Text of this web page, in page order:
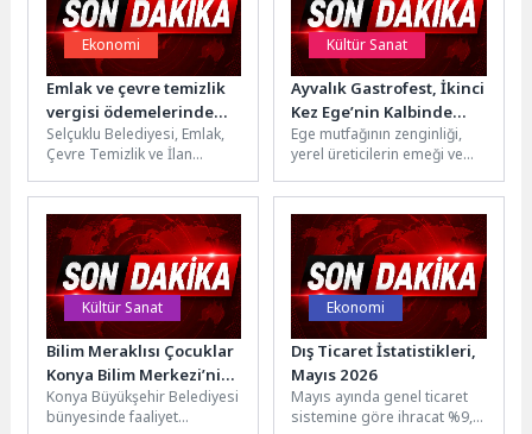
Ekonomi
Emlak ve çevre temizlik
vergisi ödemelerinde
son gün 1 Haziran
Selçuklu Belediyesi, Emlak,
Çevre Temizlik ve İlan
ilk taksit ödemelerinin 1...
Kültür Sanat
Ayvalık Gastrofest, İkinci
Kez Ege’nin Kalbinde
Gastronomi Dünyasını
Buluşturuyor
Ege mutfağının zenginliği,
yerel üreticilerin emeği ve
Ayvalık’ta GastroFest ile bir
kez...
Kültür Sanat
Bilim Meraklısı Çocuklar
Konya Bilim Merkezi’nin
Yaz Bilim Kampları’nda
Buluşuyor
Konya Büyükşehir Belediyesi
bünyesinde faaliyet
Ekonomi
Dış Ticaret İstatistikleri,
Mayıs 2026
Mayıs ayında genel ticaret
sistemine göre ihracat %9,5,